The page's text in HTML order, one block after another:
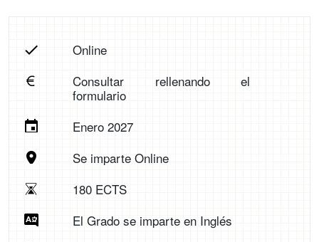
Online
Consultar rellenando el
formulario
Enero 2027
Se imparte Online
180 ECTS
El Grado se imparte en Inglés